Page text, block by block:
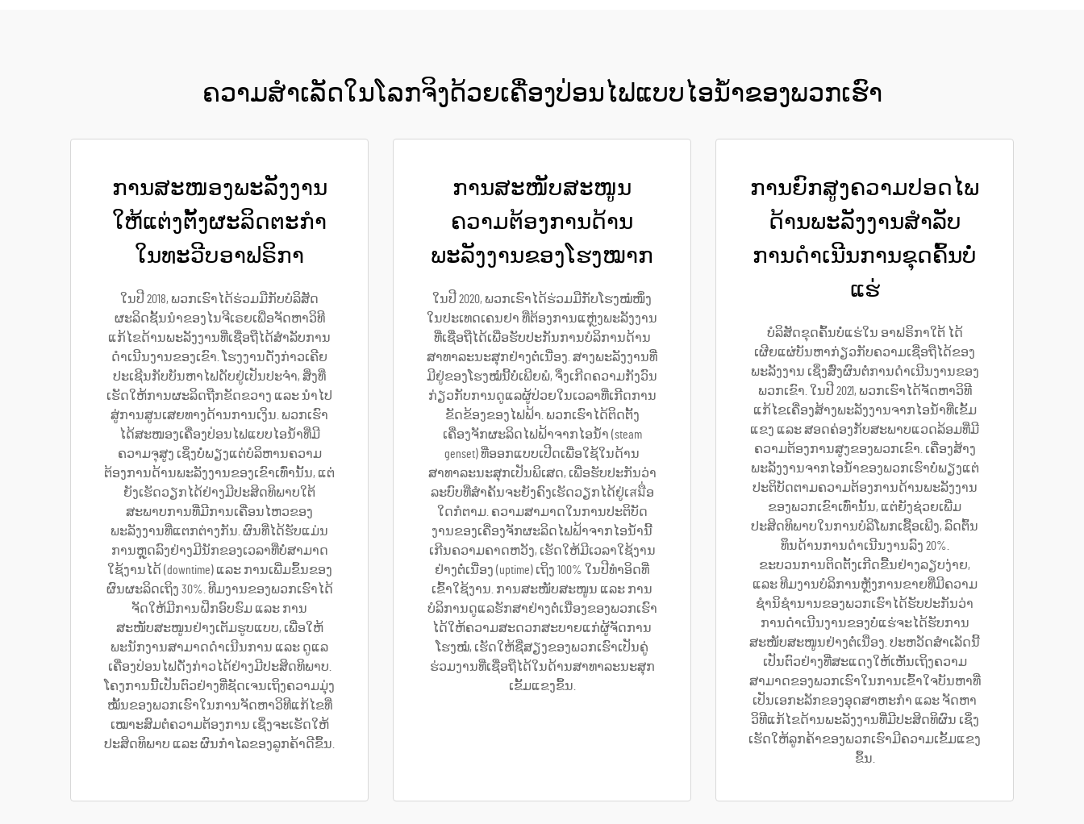
ຄວາມສຳເລັດໃນໂລກຈິງດ້ວຍເຄື່ອງປ່ອນໄຟແບບໄອນ້ຳຂອງພວກເຮົາ
ການສະໜອງພະລັງງານ
ໃຫ້ແຕ່ງຕັ້ງຜະລິດຕະກຳ
ໃນທະວີບອາຟຣິກາ
ໃນປີ 2018, ພວກເຮົາໄດ້ຮ່ວມມືກັບບໍລິສັດ
ຜະລິດຊັ້ນນຳຂອງໄນຈີເຣຍເພື່ອຈັດຫາວິທີ
ແກ້ໄຂດ້ານພະລັງງານທີ່ເຊື່ອຖືໄດ້ສຳລັບການ
ດຳເນີນງານຂອງເຂົາ. ໂຮງງານດັ່ງກ່າວເຄີຍ
ປະເຊີນກັບບັນຫາໄຟດັບຢູ່ເປັນປະຈຳ, ສິ່ງທີ່
ເຮັດໃຫ້ການຜະລິດຖືກຂັດຂວາງ ແລະ ນຳໄປ
ສູ່ການສູນເສຍທາງດ້ານການເງິນ. ພວກເຮົາ
ໄດ້ສະໜອງເຄື່ອງປ່ອນໄຟແບບໄອນ້ຳທີ່ມີ
ຄວາມຈຸສູງ ເຊິ່ງບໍ່ພຽງແຕ່ບໍລິຫານຄວາມ
ຕ້ອງການດ້ານພະລັງງານຂອງເຂົາເທົ່ານັ້ນ, ແຕ່
ຍັງເຮັດວຽກໄດ້ຢ່າງມີປະສິດທິພາບໃຕ້
ສະພາບການທີ່ມີການເຄື່ອນໄຫວຂອງ
ພະລັງງານທີ່ແຕກຕ່າງກັນ. ຜົນທີ່ໄດ້ຮັບແມ່ນ
ການຫຼຸດລົງຢ່າງມີນັກຂອງເວລາທີ່ບໍ່ສາມາດ
ໃຊ້ງານໄດ້ (downtime) ແລະ ການເພີ່ມຂຶ້ນຂອງ
ຜົນຜະລິດເຖິງ 30%. ທີມງານຂອງພວກເຮົາໄດ້
ຈັດໃຫ້ມີການຝຶກອົບຮົມ ແລະ ການ
ສະໜັບສະໜູນຢ່າງເຕັມຮູບແບບ, ເພື່ອໃຫ້
ພະນັກງານສາມາດດຳເນີນການ ແລະ ດູແລ
ເຄື່ອງປ່ອນໄຟດັ່ງກ່າວໄດ້ຢ່າງມີປະສິດທິພາບ.
ໂຄງການນີ້ເປັນຕົວຢ່າງທີ່ຊັດເຈນເຖິງຄວາມມຸ່ງ
ໝັ້ນຂອງພວກເຮົາໃນການຈັດຫາວິທີແກ້ໄຂທີ່
ເໝາະສົມຕໍ່ຄວາມຕ້ອງການ ເຊິ່ງຈະເຮັດໃຫ້
ປະສິດທິພາບ ແລະ ຜົນກຳໄລຂອງລູກຄ້າດີຂຶ້ນ.
ການສະໜັບສະໜູນ
ຄວາມຕ້ອງການດ້ານ
ພະລັງງານຂອງໂຮງໝາກ
ໃນປີ 2020, ພວກເຮົາໄດ້ຮ່ວມມືກັບໂຮງໝໍໜຶ່ງ
ໃນປະເທດເຄນຢາ ທີ່ຕ້ອງການແຫຼ່ງພະລັງງານ
ທີ່ເຊື່ອຖືໄດ້ເພື່ອຮັບປະກັນການບໍລິການດ້ານ
ສາທາລະນະສຸກຢ່າງຕໍ່ເນື່ອງ. ສາງພະລັງງານທີ່
ມີຢູ່ຂອງໂຮງໝໍນີ້ບໍ່ເພີຍພໍ, ຈຶ່ງເກີດຄວາມກັງວົນ
ກ່ຽວກັບການດູແລຜູ້ປ່ວຍໃນເວລາທີ່ເກີດການ
ຂັດຂ້ອງຂອງໄຟຟ້າ. ພວກເຮົາໄດ້ຕິດຕັ້ງ
ເຄື່ອງຈັກຜະລິດໄຟຟ້າຈາກໄອນ້ຳ (steam
genset) ທີ່ອອກແບບເປີດເພື່ອໃຊ້ໃນດ້ານ
ສາທາລະນະສຸກເປັນພິເສດ, ເພື່ອຮັບປະກັນວ່າ
ລະບົບທີ່ສຳຄັນຈະຍັງຄົງເຮັດວຽກໄດ້ຢູ່ເสมື່ອ
ໃດກໍຕາມ. ຄວາມສາມາດໃນການປະຕິບັດ
ງານຂອງເຄື່ອງຈັກຜະລິດໄຟຟ້າຈາກໄອນ້ຳນີ້
ເກີນຄວາມຄາດຫວັງ, ເຮັດໃຫ້ມີເວລາໃຊ້ງານ
ຢ່າງຕໍ່ເນື່ອງ (uptime) ເຖິງ 100% ໃນປີທຳອິດທີ່
ເຂົ້າໃຊ້ງານ. ການສະໜັບສະໜູນ ແລະ ການ
ບໍລິການດູແລຮັກສາຢ່າງຕໍ່ເນື່ອງຂອງພວກເຮົາ
ໄດ້ໃຫ້ຄວາມສະດວກສະບາຍແກ່ຜູ້ຈັດການ
ໂຮງໝໍ, ເຮັດໃຫ້ຊື່ສຽງຂອງພວກເຮົາເປັນຄູ່
ຮ່ວມງານທີ່ເຊື່ອຖືໄດ້ໃນດ້ານສາທາລະນະສຸກ
ເຂັ້ມແຂງຂຶ້ນ.
ການຍົກສູງຄວາມປອດໄພ
ດ້ານພະລັງງານສຳລັບ
ການດຳເນີນການຂຸດຄົ້ນບໍ່
ແຮ່
ບໍລິສັດຂຸດຄົ້ນບໍ່ແຮ່ໃນ ອາຟຣິກາໃຕ້ ໄດ້
ເຜີຍແຜ່ບັນຫາກ່ຽວກັບຄວາມເຊື່ອຖືໄດ້ຂອງ
ພະລັງງານ ເຊິ່ງສົ່ງຜົນຕໍ່ການດຳເນີນງານຂອງ
ພວກເຂົາ. ໃນປີ 2021, ພວກເຮົາໄດ້ຈັດຫາວິທີ
ແກ້ໄຂເຄື່ອງສ້າງພະລັງງານຈາກໄອນ້ຳທີ່ເຂັ້ມ
ແຂງ ແລະ ສອດຄ່ອງກັບສະພາບແວດລ້ອມທີ່ມີ
ຄວາມຕ້ອງການສູງຂອງພວກເຂົາ. ເຄື່ອງສ້າງ
ພະລັງງານຈາກໄອນ້ຳຂອງພວກເຮົາບໍ່ພຽງແຕ່
ປະຕິບັດຕາມຄວາມຕ້ອງການດ້ານພະລັງງານ
ຂອງພວກເຂົາເທົ່ານັ້ນ, ແຕ່ຍັງຊ່ວຍເພີ່ມ
ປະສິດທິພາບໃນການບໍລິໂພກເຊື້ອເພີງ, ລົດຕົ້ນ
ທຶນດ້ານການດຳເນີນງານລົງ 20%.
ຂະບວນການຕິດຕັ້ງເກີດຂື້ນຢ່າງລຽບງ່າຍ,
ແລະ ທີມງານບໍລິການຫຼັງການຂາຍທີ່ມີຄວາມ
ຊຳນິຊຳນານຂອງພວກເຮົາໄດ້ຮັບປະກັນວ່າ
ການດຳເນີນງານຂອງບໍ່ແຮ່ຈະໄດ້ຮັບການ
ສະໜັບສະໜູນຢ່າງຕໍ່ເນື່ອງ. ປະຫວັດສຳເລັດນີ້
ເປັນຕົວຢ່າງທີ່ສະແດງໃຫ້ເຫັນເຖິງຄວາມ
ສາມາດຂອງພວກເຮົາໃນການເຂົ້າໃຈບັນຫາທີ່
ເປັນເອກະລັກຂອງອຸດສາຫະກຳ ແລະ ຈັດຫາ
ວິທີແກ້ໄຂດ້ານພະລັງງານທີ່ມີປະສິດທິຜົນ ເຊິ່ງ
ເຮັດໃຫ້ລູກຄ້າຂອງພວກເຮົາມີຄວາມເຂັ້ມແຂງ
ຂຶ້ນ.